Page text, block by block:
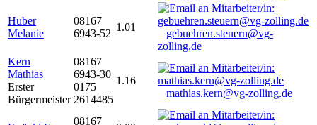
Huber
Melanie
08167
6943-52
1.01
gebuehren.steuern@vg-
zolling.de
Kern
Mathias
Erster
Bürgermeister
08167
6943-30
0175
2614485
1.16
mathias.kern@vg-zolling.de
08167